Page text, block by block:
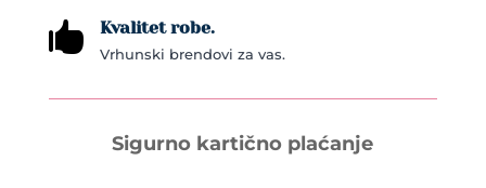
 Kvalitet robe.
Vrhunski brendovi za vas.
Sigurno kartično plaćanje